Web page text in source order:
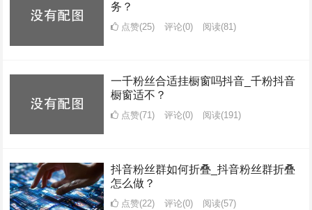
务？
点赞(25) 评论(0) 阅读(81)
一千粉丝合适挂橱窗吗抖音_千粉抖音
橱窗适不？
点赞(71) 评论(0) 阅读(191)
抖音粉丝群如何折叠_抖音粉丝群折叠
怎么做？
点赞(22) 评论(0) 阅读(57)